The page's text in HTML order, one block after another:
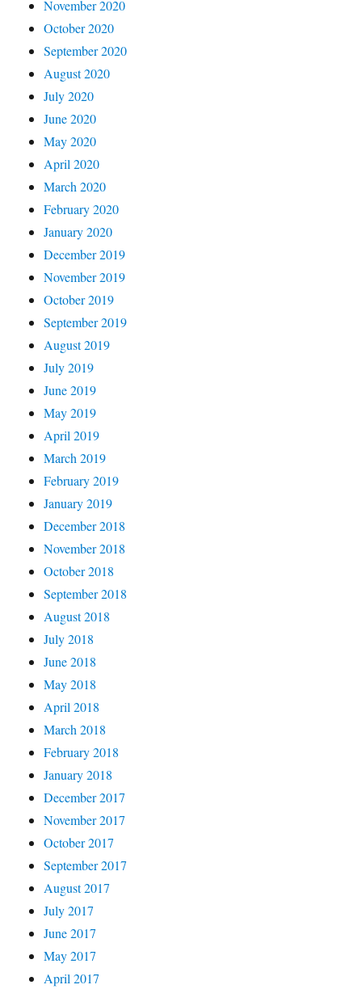
November 2020
October 2020
September 2020
August 2020
July 2020
June 2020
May 2020
April 2020
March 2020
February 2020
January 2020
December 2019
November 2019
October 2019
September 2019
August 2019
July 2019
June 2019
May 2019
April 2019
March 2019
February 2019
January 2019
December 2018
November 2018
October 2018
September 2018
August 2018
July 2018
June 2018
May 2018
April 2018
March 2018
February 2018
January 2018
December 2017
November 2017
October 2017
September 2017
August 2017
July 2017
June 2017
May 2017
April 2017